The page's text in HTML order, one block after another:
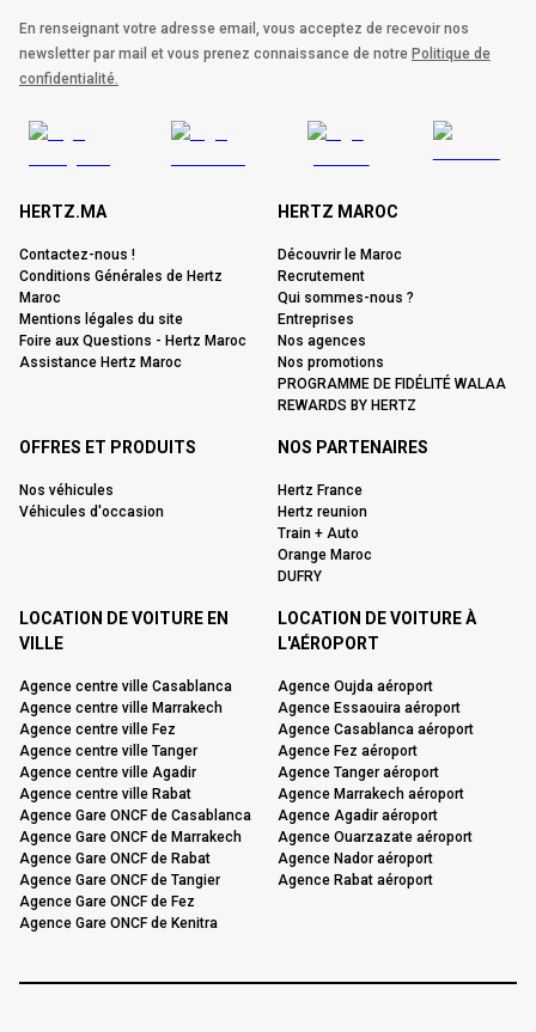
En renseignant votre adresse email, vous acceptez de recevoir nos
newsletter par mail et vous prenez connaissance de notre Politique de
confidentialité.
HERTZ.MA
Contactez-nous !
Conditions Générales de Hertz
Maroc
Mentions légales du site
Foire aux Questions - Hertz Maroc
Assistance Hertz Maroc
HERTZ MAROC
Découvrir le Maroc
Recrutement
Qui sommes-nous ?
Entreprises
Nos agences
Nos promotions
PROGRAMME DE FIDÉLITÉ WALAA
REWARDS BY HERTZ
OFFRES ET PRODUITS
Nos véhicules
Véhicules d'occasion
NOS PARTENAIRES
Hertz France
Hertz reunion
Train + Auto
Orange Maroc
DUFRY
LOCATION DE VOITURE EN
VILLE
Agence centre ville Casablanca
Agence centre ville Marrakech
Agence centre ville Fez
Agence centre ville Tanger
Agence centre ville Agadir
Agence centre ville Rabat
Agence Gare ONCF de Casablanca
Agence Gare ONCF de Marrakech
Agence Gare ONCF de Rabat
Agence Gare ONCF de Tangier
Agence Gare ONCF de Fez
Agence Gare ONCF de Kenitra
LOCATION DE VOITURE À
L'AÉROPORT
Agence Oujda aéroport
Agence Essaouira aéroport
Agence Casablanca aéroport
Agence Fez aéroport
Agence Tanger aéroport
Agence Marrakech aéroport
Agence Agadir aéroport
Agence Ouarzazate aéroport
Agence Nador aéroport
Agence Rabat aéroport